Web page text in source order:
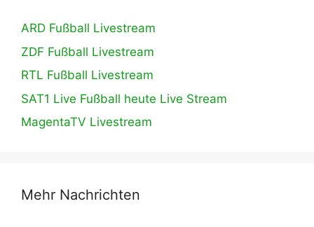
ARD Fußball Livestream
ZDF Fußball Livestream
RTL Fußball Livestream
SAT1 Live Fußball heute Live Stream
MagentaTV Livestream
Mehr Nachrichten